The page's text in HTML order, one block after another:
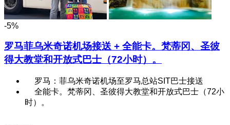
-5%
罗马菲乌米奇诺机场接送 + 全能卡。梵蒂冈、圣彼
得大教堂和开放式巴士（72小时）。
罗马：菲乌米奇诺机场至罗马总站SIT巴士接送
全能卡。梵蒂冈、圣彼得大教堂和开放式巴士（72小
时）。